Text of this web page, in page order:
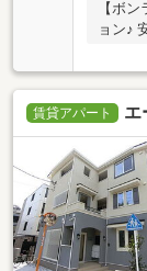
【ボ
ョン♪
賃貸アパート